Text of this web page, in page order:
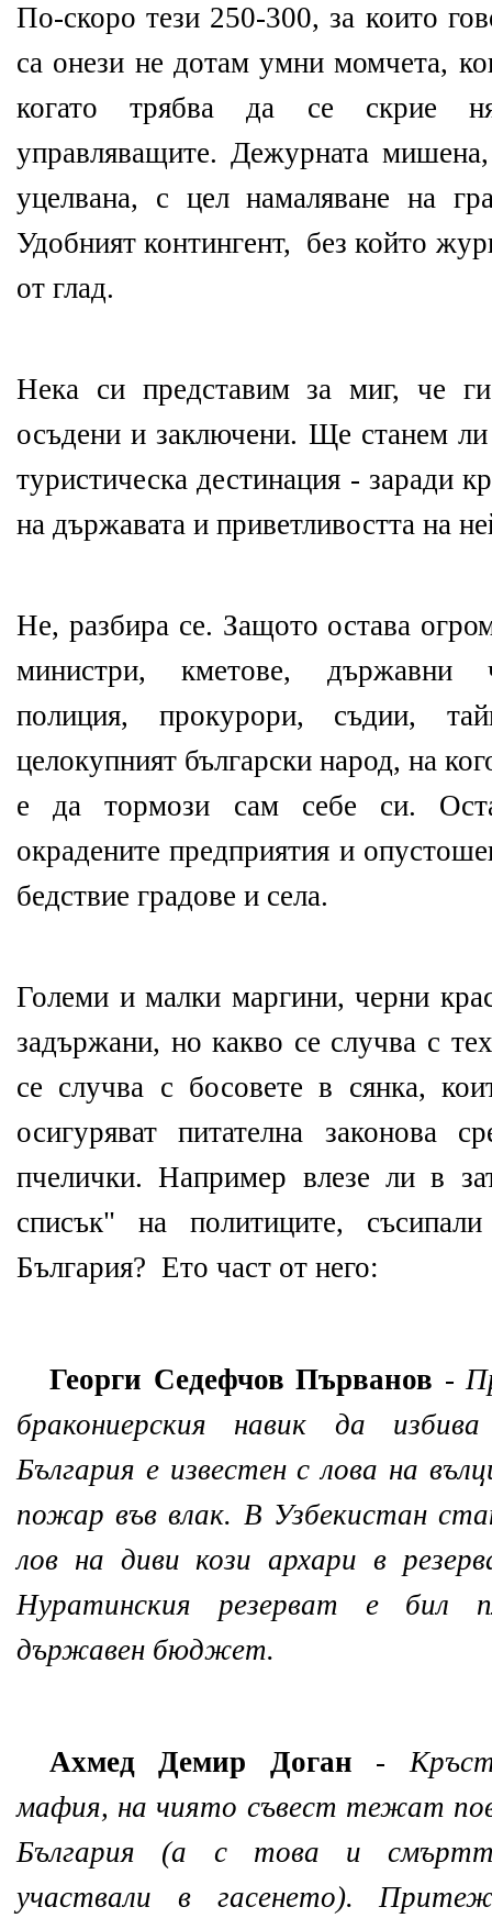
По-скоро тези 250-300, за които
са онези не дотам умни момчета,
когато трябва да се скрие
управляващите. Дежурната
уцелвана, с цел намаляване на
Удобният контингент, без който
от глад.
Нека си представим за миг, че
осъдени и заключени. Ще станем ли
туристическа дестинация - заради
на държавата и приветливостта на
Не, разбира се. Защото остава
министри, кметове, държавни
полиция, прокурори, съдии,
целокупният български народ, на
е да тормози сам себе си.
окрадените предприятия и
бедствие градове и села.
Големи и малки маргини, черни
задържани, но какво се случва с
се случва с босовете в сянка,
осигуряват питателна законова
пчелички. Например влезе ли в
списък" на политиците,
България? Ето част от него:
Георги Седефчов Първанов -
бракониерския навик да
България е известен с лова на
пожар във влак. В Узбекистан
лов на диви кози архари в
Нуратинския резерват е бил
държавен бюджет.
Ахмед Демир Доган -
мафия, на чиято съвест тежат
България (а с това и
участвали в гасенето).